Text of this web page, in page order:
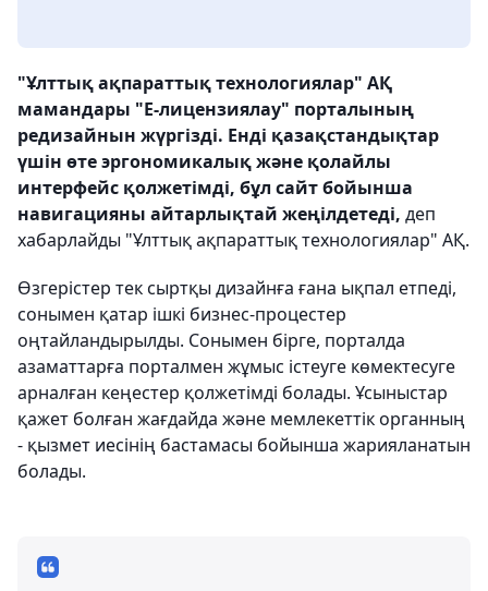
"Ұлттық ақпараттық технологиялар" АҚ
мамандары "Е-лицензиялау" порталының
редизайнын жүргізді. Енді қазақстандықтар
үшін өте эргономикалық және қолайлы
интерфейс қолжетімді, бұл сайт бойынша
навигацияны айтарлықтай жеңілдетеді, деп
хабарлайды "Ұлттық ақпараттық технологиялар" АҚ.
Өзгерістер тек сыртқы дизайнға ғана ықпал етпеді,
сонымен қатар ішкі бизнес-процестер
оңтайландырылды. Сонымен бірге, порталда
азаматтарға порталмен жұмыс істеуге көмектесуге
арналған кеңестер қолжетімді болады. Ұсыныстар
қажет болған жағдайда және мемлекеттік органның
- қызмет иесінің бастамасы бойынша жарияланатын
болады.